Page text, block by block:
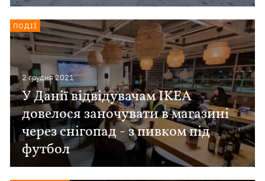
2 грудня 2021
У Данії відвідувачам IKEA
довелося заночувати в магазині
через снігопад - з пивком під
футбол
ПОДІЇ